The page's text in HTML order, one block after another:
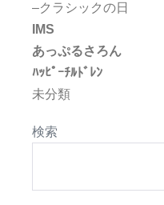
–クラシックの日
IMS
あっぷるさろん
ﾊｯﾋﾟｰﾁﾙﾄﾞﾚﾝ
未分類
検索